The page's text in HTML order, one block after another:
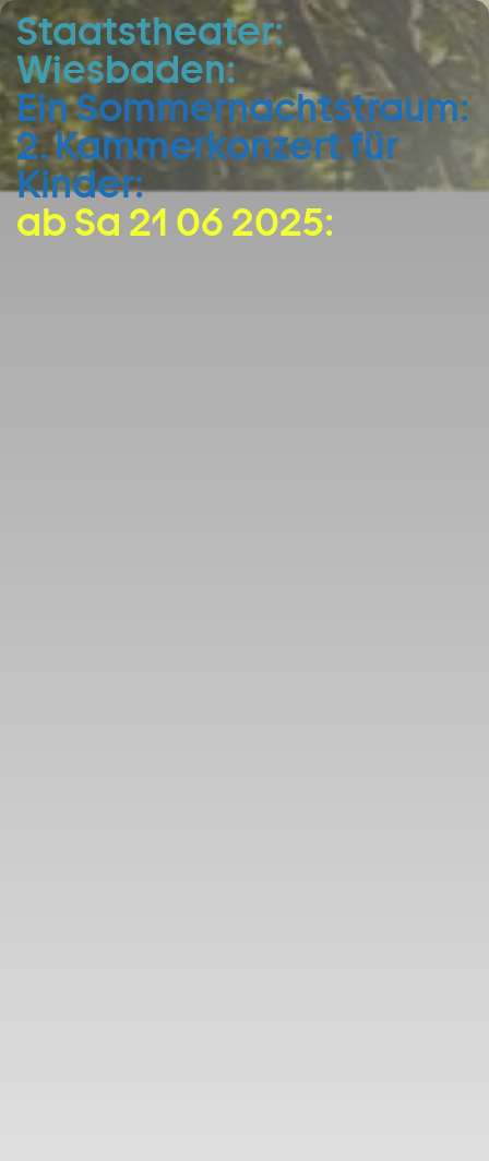
Zum Hauptinhalt springen
Zum Footer springen
Staatstheater:
Wiesbaden:
Ein Sommernachtstraum:
2. Kammerkonzert für
Kinder:
ab Sa 21 06 2025: